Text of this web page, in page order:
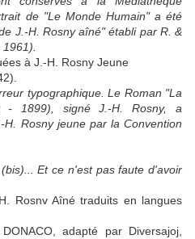
de "Le Monde Humain" a été
J.-H. Rosny aîné" établi par R. &
à J.-H. Rosny Jeune
typographique. Le Roman "La
- 1899), signé J.-H. Rosny, a
Rosny jeune par la Convention
Et ce n'est pas faute d'avoir
Rosnv Aîné traduits en langues
adapté par Diversajoj,